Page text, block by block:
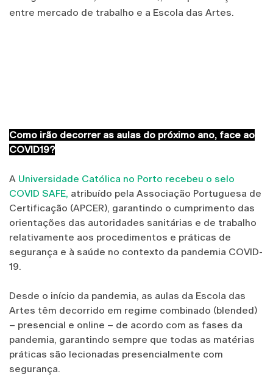
entre mercado de trabalho e a Escola das Artes.
Como irão decorrer as aulas do próximo ano, face ao
COVID19?
A Universidade Católica no Porto recebeu o selo
COVID SAFE, atribuído pela Associação Portuguesa de
Certificação (APCER), garantindo o cumprimento das
orientações das autoridades sanitárias e de trabalho
relativamente aos procedimentos e práticas de
segurança e à saúde no contexto da pandemia COVID-
19.
Desde o início da pandemia, as aulas da Escola das
Artes têm decorrido em regime combinado (blended)
– presencial e online – de acordo com as fases da
pandemia, garantindo sempre que todas as matérias
práticas são lecionadas presencialmente com
segurança.